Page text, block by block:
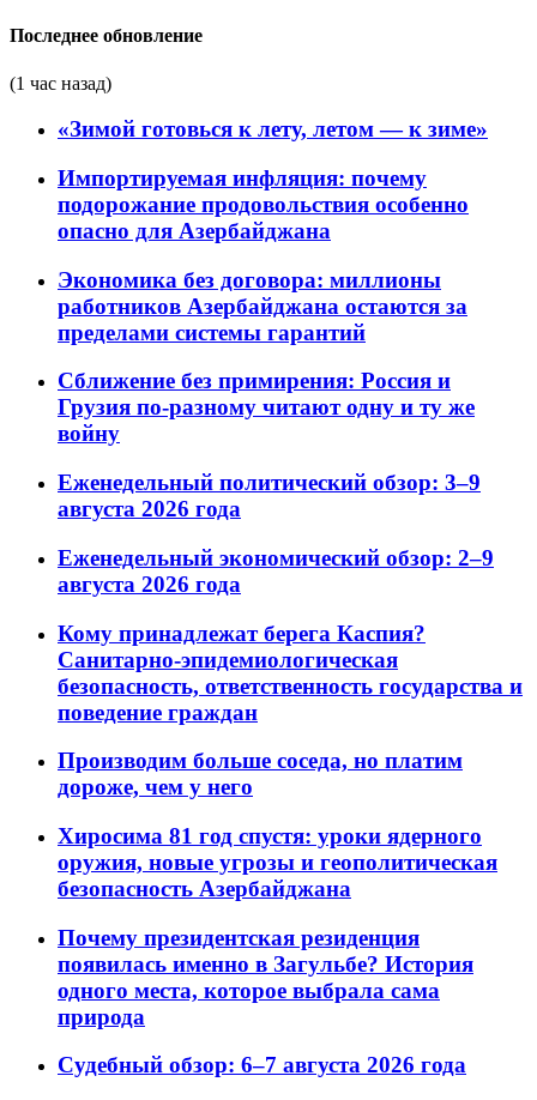
Последнее обновление
(1 час назад)
«Зимой готовься к лету, летом — к зиме»
Импортируемая инфляция: почему
подорожание продовольствия особенно
опасно для Азербайджана
Экономика без договора: миллионы
работников Азербайджана остаются за
пределами системы гарантий
Сближение без примирения: Россия и
Грузия по-разному читают одну и ту же
войну
Еженедельный политический обзор: 3–9
августа 2026 года
Еженедельный экономический обзор: 2–9
августа 2026 года
Кому принадлежат берега Каспия?
Санитарно-эпидемиологическая
безопасность, ответственность государства и
поведение граждан
Производим больше соседа, но платим
дороже, чем у него
Хиросима 81 год спустя: уроки ядерного
оружия, новые угрозы и геополитическая
безопасность Азербайджана
Почему президентская резиденция
появилась именно в Загульбе? История
одного места, которое выбрала сама
природа
Судебный обзор: 6–7 августа 2026 года